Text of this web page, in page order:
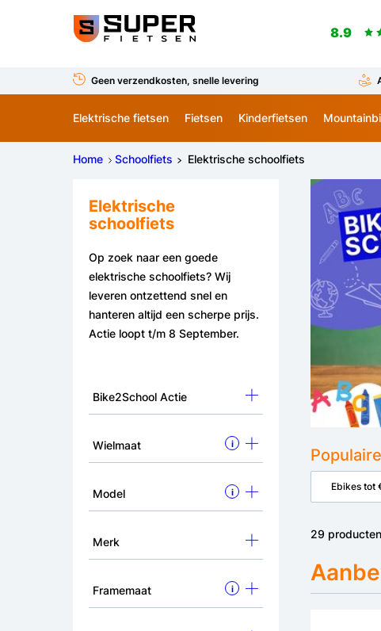
8.9
Geen verzendkosten, snelle levering
Elektrische fietsen Fietsen Kinderfietsen
Home Schoolfiets Elektrische schoolfiets
Elektrische
schoolfiets
Op zoek naar een goede
elektrische schoolfiets? Wij
leveren ontzettend snel en
hanteren altijd een scherpe prijs.
Actie loopt t/m 8 September.
Bike2School Actie
Wielmaat i
Model i
Merk
Framemaat i
Ebikes tot
29 producten